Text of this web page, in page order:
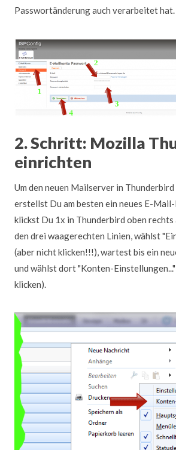
Passwortänderung auch verarbeitet hat.
2. Schritt: Mozilla
einrichten
Um den neuen Mailserver in
erstellst Du am besten ein neues E-
klickst Du 1x in Thunderbird oben
den drei waagerechten Linien, wählst
(aber nicht klicken!!!), wartest bis ein
und wählst dort "Konten-
klicken).